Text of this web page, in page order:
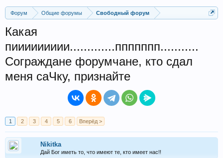
Форум Общие форумы Свободный форум
Какая
пиииииииии.............ппппппп...........
Сограждане форумчане, кто сдал
меня саЧку, признайте
1 2 3 4 5 6 Вперёд >
Nikitka
Дай Бог иметь то, что имеют те, кто имеет нас!!